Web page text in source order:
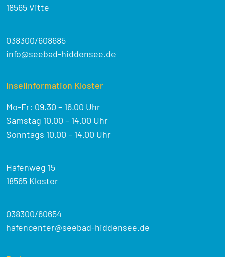
18565 Vitte
038300/608685
info@seebad-hiddensee.de
Inselinformation Kloster
Mo-Fr: 09.30 – 16.00 Uhr
Samstag 10.00 – 14.00 Uhr
Sonntags 10.00 – 14.00 Uhr
Hafenweg 15
18565 Kloster
038300/60654
hafencenter@seebad-hiddensee.de